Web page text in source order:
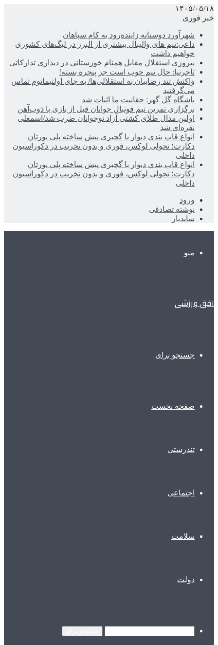
۱۴۰۵/۰۵/۱۸
خبر فوری
شهرآورد دوستانه زاینده‌رود به کام سپاهان
داعی:تیم های والیبال بیشتری از البرز در لیگ‌های کشوری
خواهیم داشت
پیروزی استقلال مقابل همنام خوزستانی در دیداری تدارکاتی
تاجرنیا: حال تیم خوب است جز پنجره بسته!
واکنش تند رضاییان به استقلالی‌ها/ به جای اولتیماتوم تماس
می‌گرفتید
باشگاه گل گهر: حقانیت ما اثبات شد
برگزاری تمرین تیم فوتبال جوانان قبل از بازی با ذوب‌آهن
اولین مدال طلای کشتی آزاد نوجوانان ضرب شد/اسمعلی
نقره‌ای شد
انواع قاب بندی دیوار با گچبری پیش ساخته پلی یورتان
دکارت؛ تحولی لوکس، فوری و بدون تخریب در دکوراسیون
داخلی
انواع قاب بندی دیوار با گچبری پیش ساخته پلی یورتان
دکارت؛ تحولی لوکس، فوری و بدون تخریب در دکوراسیون
داخلی
ورود
نوشته تصادفی
سایدبار
منو
افق ورزشی
جستجو برای
صفحه نخست
تندرستی
اجتماعی
سلامت
دولت